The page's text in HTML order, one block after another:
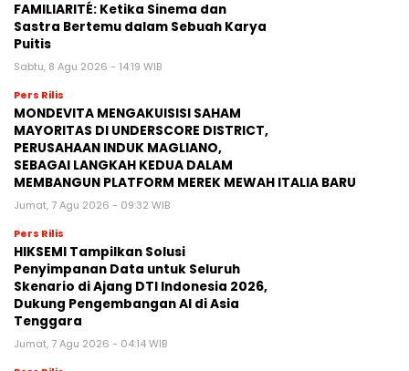
FAMILIARITÉ: Ketika Sinema dan
Sastra Bertemu dalam Sebuah Karya
Puitis
Sabtu, 8 Agu 2026 - 14:19 WIB
Pers Rilis
MONDEVITA MENGAKUISISI SAHAM
MAYORITAS DI UNDERSCORE DISTRICT,
PERUSAHAAN INDUK MAGLIANO,
SEBAGAI LANGKAH KEDUA DALAM
MEMBANGUN PLATFORM MEREK MEWAH ITALIA BARU
Jumat, 7 Agu 2026 - 09:32 WIB
Pers Rilis
HIKSEMI Tampilkan Solusi
Penyimpanan Data untuk Seluruh
Skenario di Ajang DTI Indonesia 2026,
Dukung Pengembangan AI di Asia
Tenggara
Jumat, 7 Agu 2026 - 04:14 WIB